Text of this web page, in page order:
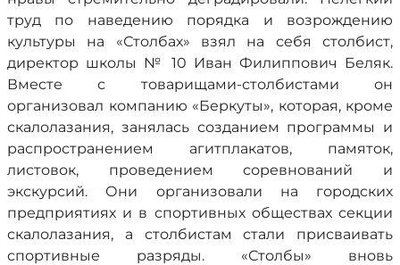
труд по наведению порядка и возрождению
культуры на «Столбах» взял на себя столбист,
директор школы № 10 Иван Филиппович Беляк.
Вместе с товарищами-столбистами он
организовал компанию «Беркуты», которая, кроме
скалолазания, занялась созданием программы и
распространением агитплакатов, памяток,
листовок, проведением соревнований и
экскурсий. Они организовали на городских
предприятиях и в спортивных обществах секции
скалолазания, а столбистам стали присваивать
спортивные разряды. «Столбы» вновь